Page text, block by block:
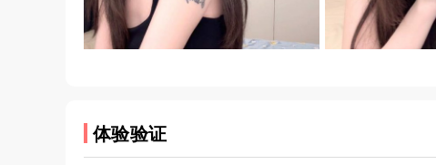
体验验证